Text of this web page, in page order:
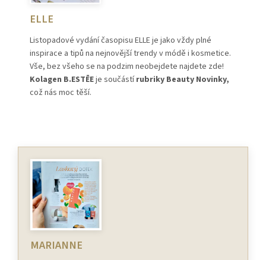
ELLE
Listopadové vydání časopisu ELLE je jako vždy plné
inspirace a tipů na nejnovější trendy v módě i kosmetice.
Vše, bez všeho se na podzim neobejdete najdete zde!
Kolagen B.ESTĒEje součástírubriky Beauty Novinky,
což nás moc těší.
MARIANNE